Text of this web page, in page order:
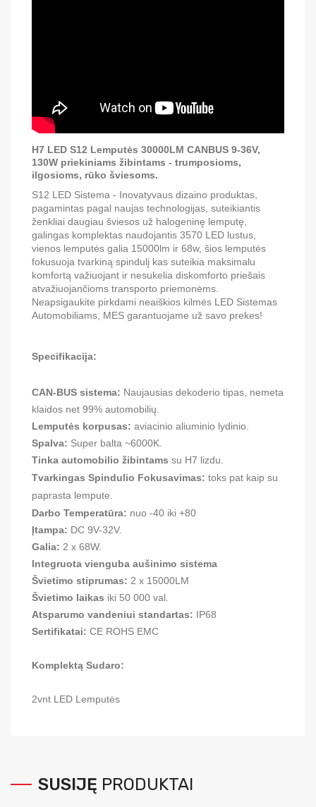
H7 LED S12 Lemputės 30000LM CANBUS 9-36V,
130W priekiniams žibintams - trumposioms,
ilgosioms, rūko šviesoms.
S12 LED Sistema - Inovatyvaus dizaino produktas,
pagamintas pagal naujas technologijas, suteikiantis
ženkliai daugiau šviesos už halogeninę lemputę,
galingas komplektas naudojantis 3570 LED lustus,
vienos lemputės galia 15000lm ir 68w, šios lemputės
fokusuoja tvarkiną spindulį kas suteikia maksimalu
komfortą važiuojant ir nesukelia diskomforto priešais
atvažiuojančioms transporto priemonėms.
Neapsigaukite pirkdami neaiškios kilmės LED Sistemas
Automobiliams, MES garantuojame už savo prekes!
Specifikacija:
CAN-BUS sistema: Naujausias dekoderio tipas, nemeta
klaidos net 99% automobilių.
Lemputės korpusas: aviacinio aliuminio lydinio.
Spalva: Super balta ~6000K.
Tinka automobilio žibintams su H7 lizdu.
Tvarkingas Spindulio Fokusavimas: toks pat kaip su
paprasta lempute.
Darbo Temperatūra: nuo -40 iki +80
Įtampa: DC 9V-32V.
Galia: 2 x 68W.
Integruota vienguba aušinimo sistema
Švietimo stiprumas: 2 x 15000LM
Švietimo laikas iki 50 000 val.
Atsparumo vandeniui standartas: IP68
Sertifikatai: CE ROHS EMC
Komplektą Sudaro:
2vnt LED Lemputės
SUSIJĘ PRODUKTAI